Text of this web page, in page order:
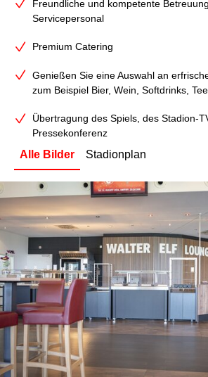
Freundliche und kompetente
Servicepersonal
Premium Catering
Genießen Sie eine Auswahl an
zum Beispiel Bier, Wein, Softdrinks,
Übertragung des Spiels, des Stadion-
Pressekonferenz
Alle Bilder Stadionplan